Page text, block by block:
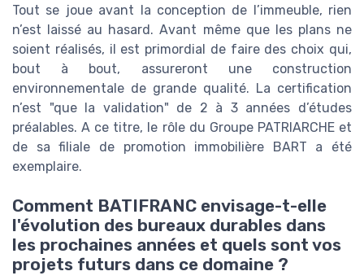
Tout se joue avant la conception de l’immeuble, rien
n’est laissé au hasard. Avant même que les plans ne
soient réalisés, il est primordial de faire des choix qui,
bout à bout, assureront une construction
environnementale de grande qualité. La certification
n’est "que la validation" de 2 à 3 années d’études
préalables. A ce titre, le rôle du Groupe PATRIARCHE et
de sa filiale de promotion immobilière BART a été
exemplaire.
Comment BATIFRANC envisage-t-elle
l'évolution des bureaux durables dans
les prochaines années et quels sont vos
projets futurs dans ce domaine ?